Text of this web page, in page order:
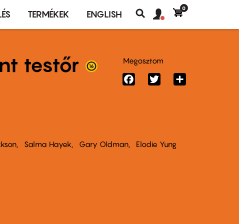
TERMÉKEK ENGLISH
Keresés
fiók
Felhasználói
0
testőr
Salma Hayek Gary Oldman Elodie Yung
Megosztom
FacebookTwitter